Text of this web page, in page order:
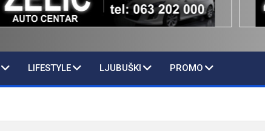
LIFESTYLE LJUBUŠKI PROMO